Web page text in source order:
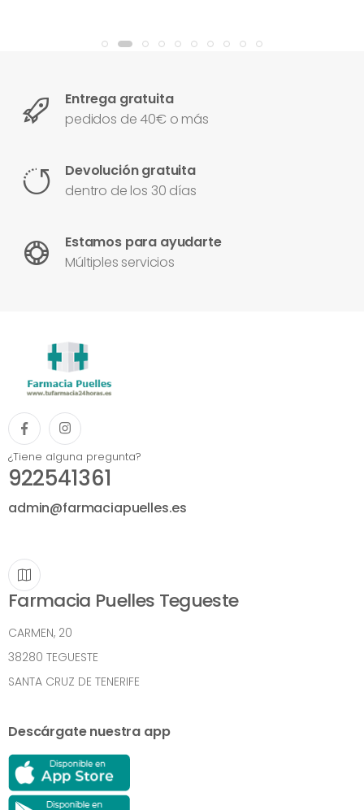
Entrega gratuita
pedidos de 40€ o más
Devolución gratuita
dentro de los 30 días
Estamos para ayudarte
Múltiples servicios
¿Tiene alguna pregunta?
922541361
admin@farmaciapuelles.es
Farmacia Puelles Tegueste
CARMEN, 20
38280 TEGUESTE
SANTA CRUZ DE TENERIFE
Descárgate nuestra app